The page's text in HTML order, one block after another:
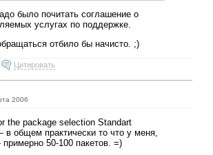
было почитать соглашение о
услугах по поддержке.
отбило бы начисто. ;)
Цитировать
2006
the package selection Standart
общем практически то что у меня,
50-100 пакетов. =)